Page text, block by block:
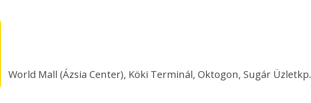
World Mall (Ázsia Center), Köki Terminál, Oktogon, Sugár Üzletkp.